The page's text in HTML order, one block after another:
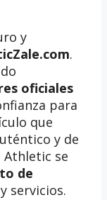
y
.
oficiales
para
que
y de
Athletic se
de
y servicios.